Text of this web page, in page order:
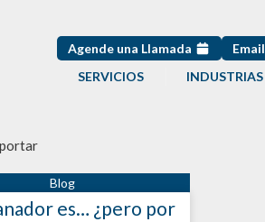
Agende una Llamada Email
SERVICIOS INDUSTRIAS
es… ¿pero por